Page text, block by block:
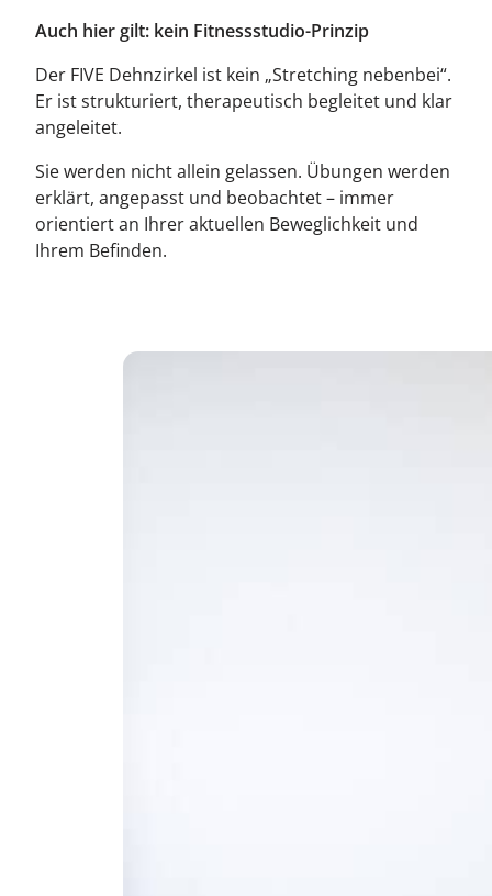
Auch hier gilt: kein Fitnessstudio-Prinzip
Der FIVE Dehnzirkel ist kein „Stretching nebenbei“.
Er ist strukturiert, therapeutisch begleitet und klar
angeleitet.
Sie werden nicht allein gelassen. Übungen werden
erklärt, angepasst und beobachtet – immer
orientiert an Ihrer aktuellen Beweglichkeit und
Ihrem Befinden.